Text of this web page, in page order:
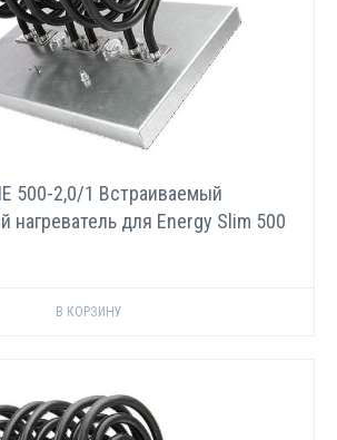
500-2,0/1 Встраиваемый
нагреватель для Energy Slim 500